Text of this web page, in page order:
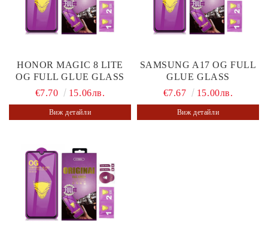
HONOR MAGIC 8 LITE
OG FULL GLUE GLASS
€7.70
15.06лв.
Виж детайли
SAMSUNG A17 OG FULL
GLUE GLASS
€7.67
15.00лв.
Виж детайли